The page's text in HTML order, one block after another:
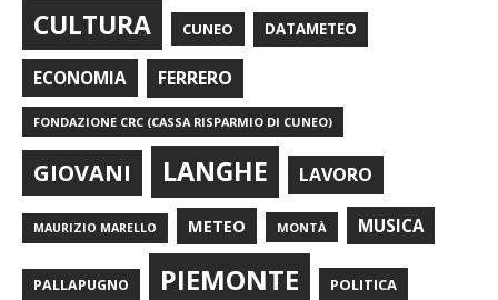
CULTURA CUNEO DATAMETEO
ECONOMIA FERRERO
FONDAZIONE CRC (CASSA RISPARMIO DI CUNEO)
GIOVANI LANGHE LAVORO
MAURIZIO MARELLO METEO MONTÀ MUSICA
PALLAPUGNO PIEMONTE POLITICA